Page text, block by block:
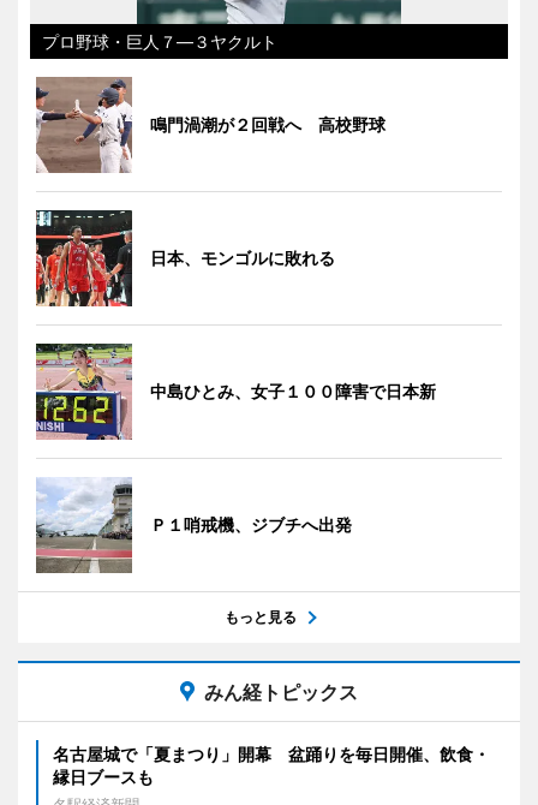
プロ野球・巨人７―３ヤクルト
鳴門渦潮が２回戦へ 高校野球
日本、モンゴルに敗れる
中島ひとみ、女子１００障害で日本新
Ｐ１哨戒機、ジブチへ出発
もっと見る
みん経トピックス
名古屋城で「夏まつり」開幕 盆踊りを毎日開催、飲食・
縁日ブースも